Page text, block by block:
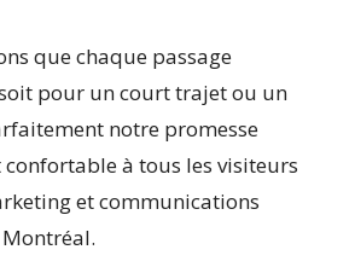
que chaque passage
pour un court trajet ou un
notre promesse
à tous les visiteurs
et communications